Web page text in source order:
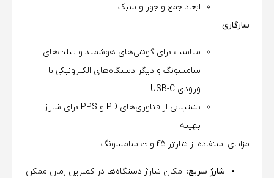
ابعاد جمع و جور و سبک
سازگاری:
مناسب برای گوشی‌های هوشمند و تبلت‌های
سامسونگ و دیگر دستگاه‌های الکترونیکی با
ورودی USB-C
پشتیبانی از فناوری‌های PD و PPS برای شارژ
بهینه
مزایای استفاده از شارژر 45 وات سامسونگ
شارژ سریع: امکان شارژ دستگاه‌ها در کمترین زمان ممکن